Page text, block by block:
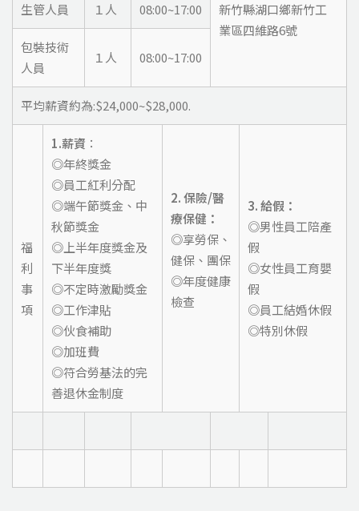
新竹縣湖口鄉新竹工
業區四維路6號
生管人員 １人 08:00~17:00
包裝技術
人員
１人 08:00~17:00
平均薪資約為:$24,000~$28,000.
福
利
事
項
1.薪資 ：
◎年終獎金
◎員工紅利分配
◎端午節獎金、中
秋節獎金
◎上半年度獎金及
下半年度獎
◎不定時激勵獎金
◎工作津貼
◎伙食補助
◎加班費
◎符合勞基法的完
善退休金制度
2. 保險/醫
療保健：
◎享勞保、
健保、團保
◎年度健康
檢查
3. 給假：
◎男性員工陪產
假
◎女性員工育嬰
假
◎員工結婚休假
◎特別休假